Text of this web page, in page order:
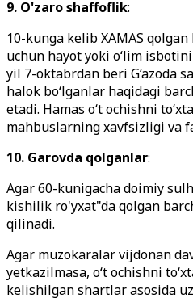
9. O'zaro shaffoflik:
10-kunga kelib XAMAS
uchun hayot yoki o‘lim
yil 7-oktabrdan beri G‘azoda
halok bo‘lganlar haqidagi
etadi. Hamas o‘t ochishni
mahbuslarning xavfsizligi va
10. Garovda qolganlar:
Agar 60-kunigacha doimiy
kishilik ro'yxat"da qolgan
qilinadi.
Agar muzokaralar vijdonan
yetkazilmasa, o‘t ochishni
kelishilgan shartlar asosida